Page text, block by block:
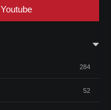
Youtube
284
52